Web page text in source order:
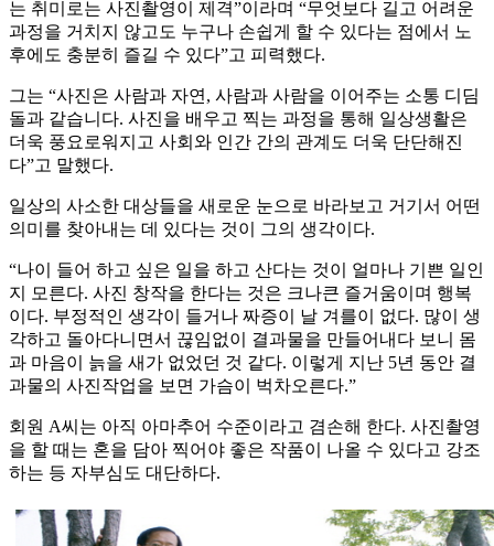
는 취미로는 사진촬영이 제격”이라며 “무엇보다 길고 어려운
과정을 거치지 않고도 누구나 손쉽게 할 수 있다는 점에서 노
후에도 충분히 즐길 수 있다”고 피력했다.
그는 “사진은 사람과 자연, 사람과 사람을 이어주는 소통 디딤
돌과 같습니다. 사진을 배우고 찍는 과정을 통해 일상생활은
더욱 풍요로워지고 사회와 인간 간의 관계도 더욱 단단해진
다”고 말했다.
일상의 사소한 대상들을 새로운 눈으로 바라보고 거기서 어떤
의미를 찾아내는 데 있다는 것이 그의 생각이다.
“나이 들어 하고 싶은 일을 하고 산다는 것이 얼마나 기쁜 일인
지 모른다. 사진 창작을 한다는 것은 크나큰 즐거움이며 행복
이다. 부정적인 생각이 들거나 짜증이 날 겨를이 없다. 많이 생
각하고 돌아다니면서 끊임없이 결과물을 만들어내다 보니 몸
과 마음이 늙을 새가 없었던 것 같다. 이렇게 지난 5년 동안 결
과물의 사진작업을 보면 가슴이 벅차오른다.”
회원 A씨는 아직 아마추어 수준이라고 겸손해 한다. 사진촬영
을 할 때는 혼을 담아 찍어야 좋은 작품이 나올 수 있다고 강조
하는 등 자부심도 대단하다.